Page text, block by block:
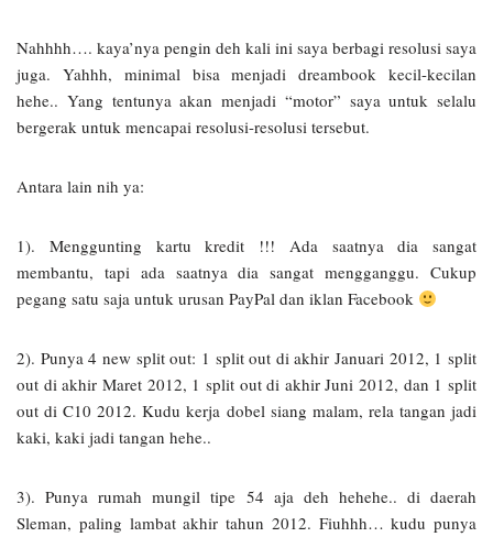
Nahhhh…. kaya’nya pengin deh kali ini saya berbagi resolusi saya
juga. Yahhh, minimal bisa menjadi dreambook kecil-kecilan
hehe.. Yang tentunya akan menjadi “motor” saya untuk selalu
bergerak untuk mencapai resolusi-resolusi tersebut.
Antara lain nih ya:
1). Menggunting kartu kredit !!! Ada saatnya dia sangat
membantu, tapi ada saatnya dia sangat mengganggu. Cukup
pegang satu saja untuk urusan PayPal dan iklan Facebook
2). Punya 4 new split out: 1 split out di akhir Januari 2012, 1 split
out di akhir Maret 2012, 1 split out di akhir Juni 2012, dan 1 split
out di C10 2012. Kudu kerja dobel siang malam, rela tangan jadi
kaki, kaki jadi tangan hehe..
3). Punya rumah mungil tipe 54 aja deh hehehe.. di daerah
Sleman, paling lambat akhir tahun 2012. Fiuhhh… kudu punya